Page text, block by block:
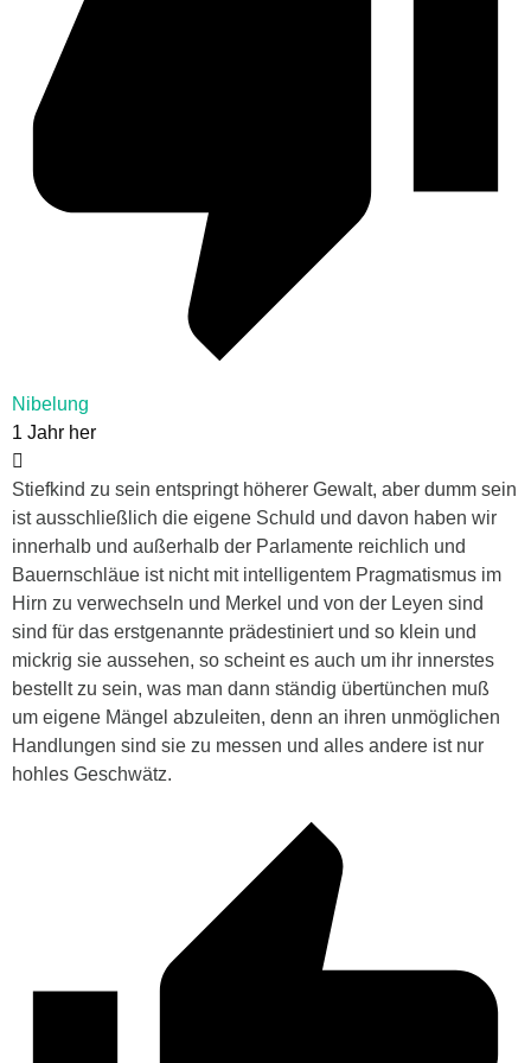
Nibelung
1 Jahr her
Stiefkind zu sein entspringt höherer Gewalt, aber dumm sein
ist ausschließlich die eigene Schuld und davon haben wir
innerhalb und außerhalb der Parlamente reichlich und
Bauernschläue ist nicht mit intelligentem Pragmatismus im
Hirn zu verwechseln und Merkel und von der Leyen sind
sind für das erstgenannte prädestiniert und so klein und
mickrig sie aussehen, so scheint es auch um ihr innerstes
bestellt zu sein, was man dann ständig übertünchen muß
um eigene Mängel abzuleiten, denn an ihren unmöglichen
Handlungen sind sie zu messen und alles andere ist nur
hohles Geschwätz.